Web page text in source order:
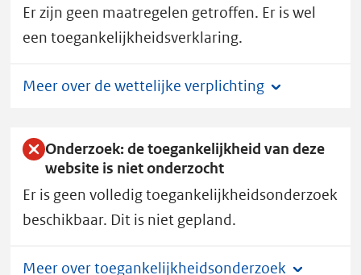
Er zijn geen maatregelen getroffen. Er is wel
een toegankelijkheidsverklaring.
Meer over de wettelijke verplichting
Onderzoek: de toegankelijkheid van deze
website is niet onderzocht
Er is geen volledig toegankelijkheidsonderzoek
beschikbaar. Dit is niet gepland.
Meer over toegankelijkheidsonderzoek